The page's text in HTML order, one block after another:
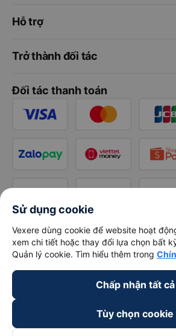
Hỗ trợ
Trở thành đối tác
Đối tác thanh toán
Sử dụng cookie
Vexere dùng cookie để website hoạt
xem chi tiết hoặc thay đổi lựa chọn bất
Quản lý cookie. Tìm hiểu thêm trong
Chấp nhận tất cả
Tùy chọn cookie